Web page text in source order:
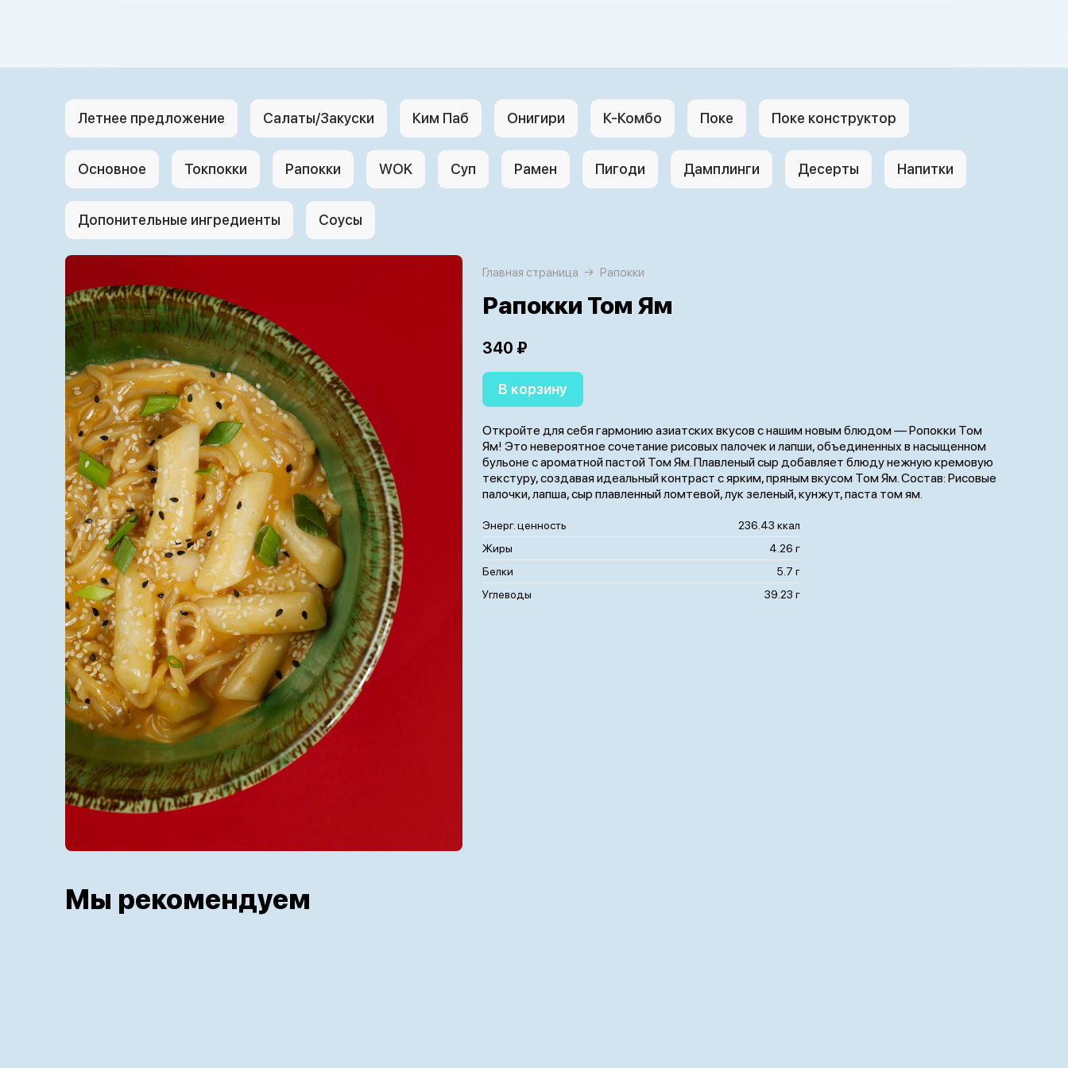
Летнее предложение Салаты/Закуски Ким Паб Онигири К-Комбо Поке Поке конструктор
Основное Токпокки Рапокки WOK Суп Рамен Пигоди Дамплинги Десерты Напитки
Допонительные ингредиенты Соусы
Главная страница Рапокки
Рапокки Том Ям
340 ₽
В корзину
Откройте для себя гармонию азиатских вкусов с нашим новым блюдом — Ропокки Том
Ям! Это невероятное сочетание рисовых палочек и лапши, объединенных в насыщенном
бульоне с ароматной пастой Том Ям. Плавленый сыр добавляет блюду нежную кремовую
текстуру, создавая идеальный контраст с ярким, пряным вкусом Том Ям. Состав: Рисовые
палочки, лапша, сыр плавленный ломтевой, лук зеленый, кунжут, паста том ям.
Энерг. ценность
236.43 ккал
Жиры
4.26 г
Белки
5.7 г
Углеводы
39.23 г
Мы рекомендуем